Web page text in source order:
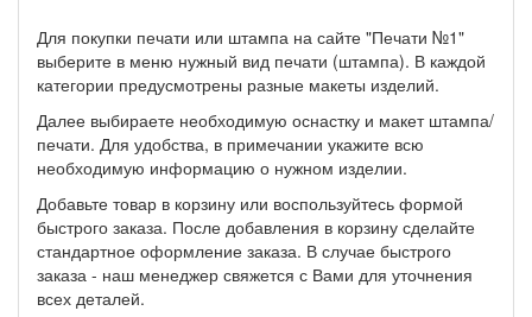
Для покупки печати или штампа на сайте "Печати №1"
выберите в меню нужный вид печати (штампа). В каждой
категории предусмотрены разные макеты изделий.
Далее выбираете необходимую оснастку и макет штампа/
печати. Для удобства, в примечании укажите всю
необходимую информацию о нужном изделии.
Добавьте товар в корзину или воспользуйтесь формой
быстрого заказа. После добавления в корзину сделайте
стандартное оформление заказа. В случае быстрого
заказа - наш менеджер свяжется с Вами для уточнения
всех деталей.